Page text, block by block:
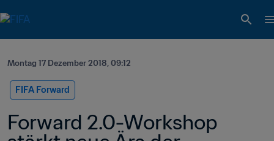
Montag 17 Dezember 2018, 09:12
FIFA Forward
Forward 2.0-Workshop